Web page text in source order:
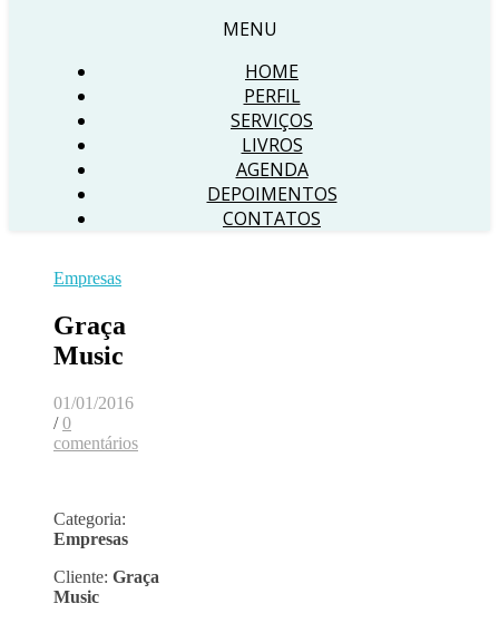
MENU
HOME
PERFIL
SERVIÇOS
LIVROS
AGENDA
DEPOIMENTOS
CONTATOS
Empresas
Graça
Music
01/01/2016
/ 0
comentários
Categoria:
Empresas
Cliente: Graça
Music